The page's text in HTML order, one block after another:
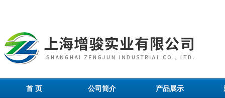
首 页 公司简介 产品展示